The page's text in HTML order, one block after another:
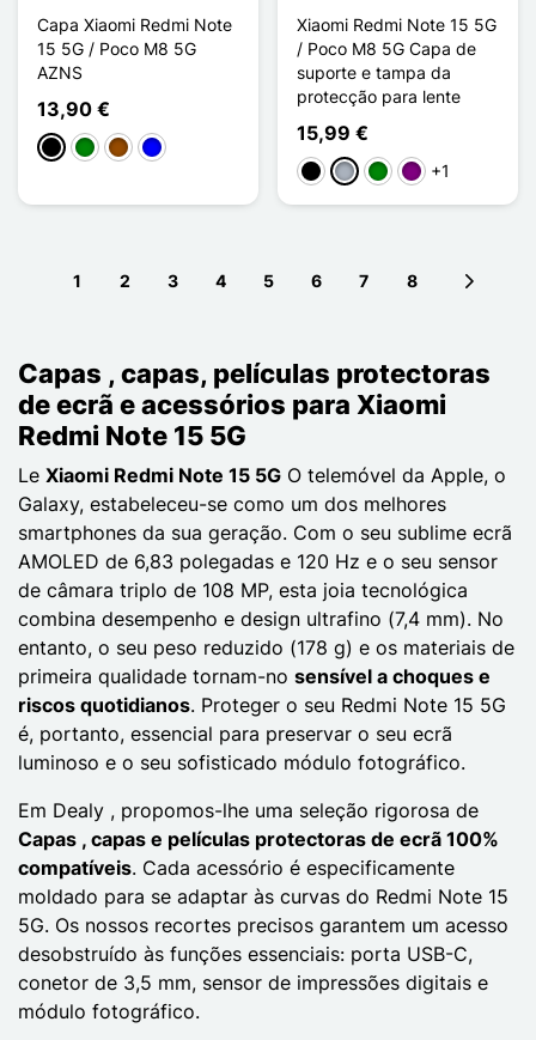
Capa Xiaomi Redmi Note
15 5G / Poco M8 5G
AZNS
13,90 €
PretoVerdeCastanho
Azul
Xiaomi Redmi Note 15 5G
/ Poco M8 5G Capa de
suporte e tampa da
protecção para lente
15,99 €
PretoCinzento
VerdePúrpura
+1
1 2 3 4 5 6 7 8
Capas , capas, películas protectoras
de ecrã e acessórios para Xiaomi
Redmi Note 15 5G
Le Xiaomi Redmi Note 15 5G O telemóvel da Apple, o
Galaxy, estabeleceu-se como um dos melhores
smartphones da sua geração. Com o seu sublime ecrã
AMOLED de 6,83 polegadas e 120 Hz e o seu sensor
de câmara triplo de 108 MP, esta joia tecnológica
combina desempenho e design ultrafino (7,4 mm). No
entanto, o seu peso reduzido (178 g) e os materiais de
primeira qualidade tornam-no sensível a choques e
riscos quotidianos. Proteger o seu Redmi Note 15 5G
é, portanto, essencial para preservar o seu ecrã
luminoso e o seu sofisticado módulo fotográfico.
Em Dealy , propomos-lhe uma seleção rigorosa de
Capas , capas e películas protectoras de ecrã 100%
compatíveis. Cada acessório é especificamente
moldado para se adaptar às curvas do Redmi Note 15
5G. Os nossos recortes precisos garantem um acesso
desobstruído às funções essenciais: porta USB-C,
conetor de 3,5 mm, sensor de impressões digitais e
módulo fotográfico.